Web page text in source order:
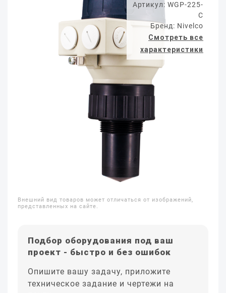
Артикул: WGP-225-
C
Бренд: Nivelco
Смотреть все
характеристики
Внешний вид товаров может отличаться от изображений,
представленных на сайте.
Подбор оборудования под ваш
проект - быстро и без ошибок
Опишите вашу задачу, приложите
техническое задание и чертежи на